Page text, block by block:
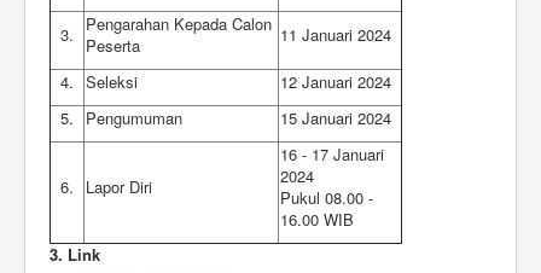
3.
Pengarahan Kepada Calon
Peserta
11 Januari 2024
4. Seleksi
12 Januari 2024
5.
Pengumuman 15 Januari 2024
6. Lapor Diri
16 - 17 Januari
2024
Pukul 08.00 -
16.00 WIB
3. Link